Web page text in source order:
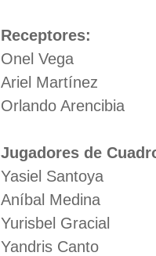
Receptores:
Onel Vega
Ariel Martínez
Orlando Arencibia
Jugadores de
Yasiel Santoya
Aníbal Medina
Yurisbel Gracial
Yandris Canto